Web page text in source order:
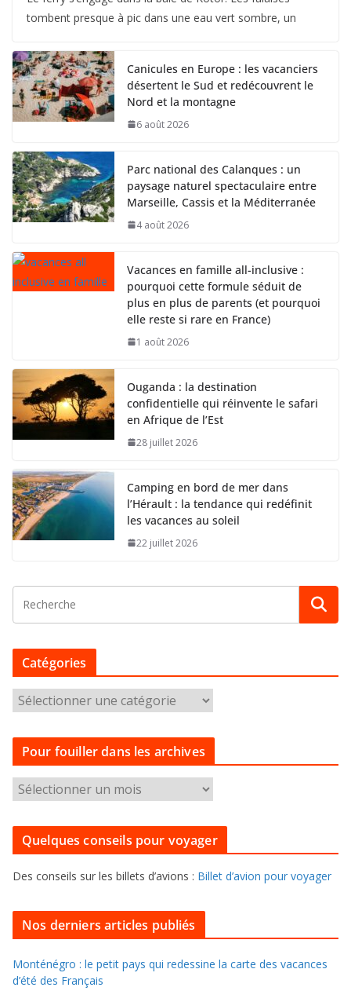
tombent presque à pic dans une eau vert sombre, un
Canicules en Europe : les vacanciers
désertent le Sud et redécouvrent le
Nord et la montagne
6 août 2026
Parc national des Calanques : un
paysage naturel spectaculaire entre
Marseille, Cassis et la Méditerranée
4 août 2026
Vacances en famille all-inclusive :
pourquoi cette formule séduit de
plus en plus de parents (et pourquoi
elle reste si rare en France)
1 août 2026
Ouganda : la destination
confidentielle qui réinvente le safari
en Afrique de l’Est
28 juillet 2026
Camping en bord de mer dans
l’Hérault : la tendance qui redéfinit
les vacances au soleil
22 juillet 2026
Catégories
a
t
g
e
s
Pour fouiller dans les archives
o
u
o
l
l
e
Quelques conseils pour voyager
Des conseils sur les billets d’avions : Billet d’avion pour voyager
Nos derniers articles publiés
Monténégro : le petit pays qui redessine la carte des vacances
d’été des Français